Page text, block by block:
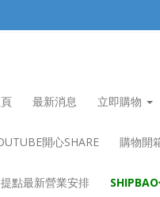
最新消息 立即購物
開心SHARE 購物開
點最新營業安排